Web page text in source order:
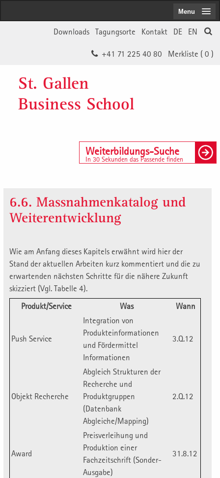
EN
DE
Kontakt
Tagungsorte
Downloads
Merkliste ( 0 )
+41 71 225 40 80
St. Gallen
Business School
Weiterbildungs-Suche
In 30 Sekunden das Passende finden
Menu
6.6. Massnahmenkatalog und
Weiterentwicklung
Wie am Anfang dieses Kapitels erwähnt wird hier der
Stand der aktuellen Arbeiten kurz kommentiert und die zu
erwartenden nächsten Schritte für die nähere Zukunft
skizziert (Vgl. Tabelle 4).
Produkt/Service
Was Wann
Push Service
Integration von
Produkteinformationen
und Fördermittel
Informationen
3.Q.12
Objekt Recherche
Abgleich Strukturen der
Recherche und
Produktgruppen
(Datenbank
Abgleiche/Mapping)
2.Q.12
Award
Preisverleihung und
Produktion einer
Fachzeitschrift (Sonder-
Ausgabe)
31.8.12